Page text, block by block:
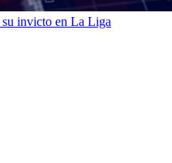
su invicto en La Liga